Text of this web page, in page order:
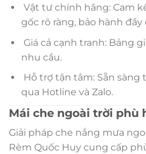
Vật tư chính hãng: Cam
gốc rõ ràng, bảo hành đầy
Giá cả cạnh tranh: Bảng
nhu cầu.
Hỗ trợ tận tâm: Sẵn sàng
qua Hotline và Zalo.
Mái che ngoài trời phù
Giải pháp che nắng mưa
Rèm Quốc Huy cung cấp